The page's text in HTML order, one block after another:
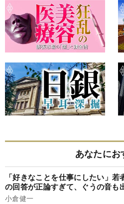
あなたにお
「好きなことを仕事にしたい」若
の回答が正論すぎて、ぐうの音も
小倉健一